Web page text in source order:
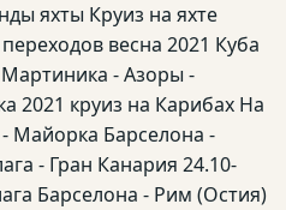
яхты Круиз на яхте
весна 2021 Куба
- Азоры -
2021 круиз на Карибах На
Майорка Барселона -
- Гран Канария 24.10-
Барселона - Рим (Остия)